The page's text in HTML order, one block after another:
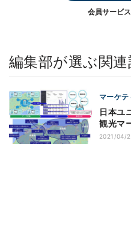
会員サービ
編集部が選ぶ関連
マーケ
日本ユ
観光マ
2021/04/